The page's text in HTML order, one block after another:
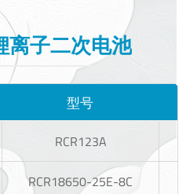
离子二次电池
型号
RCR123A
RCR18650-25E-8C